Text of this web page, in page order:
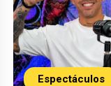
Espectáculos